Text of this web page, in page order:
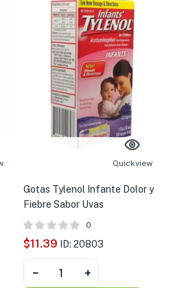
Quickview
Gotas Tylenol Infante Dolor y
Fiebre Sabor Uvas
0
$11.39 ID: 20803
− +